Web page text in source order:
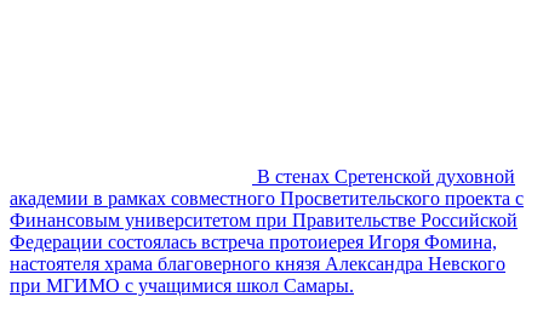
В стенах Сретенской духовной
академии в рамках совместного Просветительского проекта с
Финансовым университетом при Правительстве Российской
Федерации состоялась встреча протоиерея Игоря Фомина,
настоятеля храма благоверного князя Александра Невского
при МГИМО с учащимися школ Самары.